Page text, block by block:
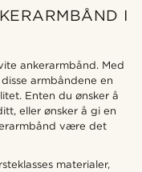
I
ankerarmbånd. Med
armbåndene en
Enten du ønsker å
eller ønsker å gi en
være det
materialer,